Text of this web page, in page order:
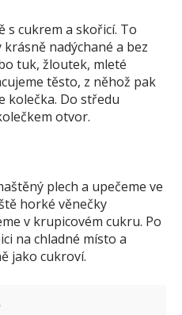
s cukrem a skořicí. To
nadýchané a bez
tuk, žloutek, mleté
těsto, z něhož pak
kolečka. Do středu
otvor.
plech a upečeme ve
horké věnečky
v krupicovém cukru. Po
na chladné místo a
jako cukroví.